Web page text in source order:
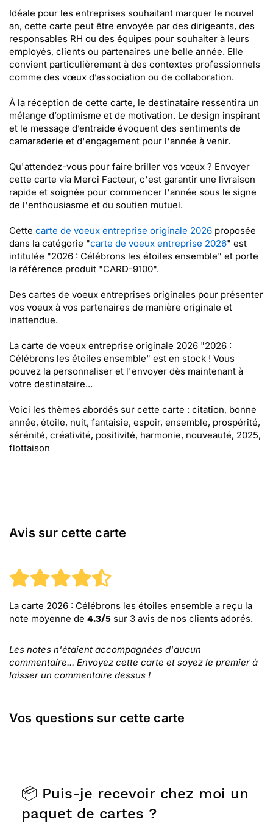
Idéale pour les entreprises souhaitant marquer le nouvel
an, cette carte peut être envoyée par des dirigeants, des
responsables RH ou des équipes pour souhaiter à leurs
employés, clients ou partenaires une belle année. Elle
convient particulièrement à des contextes professionnels
comme des vœux d’association ou de collaboration.
À la réception de cette carte, le destinataire ressentira un
mélange d’optimisme et de motivation. Le design inspirant
et le message d’entraide évoquent des sentiments de
camaraderie et d'engagement pour l'année à venir.
Qu'attendez-vous pour faire briller vos vœux ? Envoyer
cette carte via Merci Facteur, c'est garantir une livraison
rapide et soignée pour commencer l'année sous le signe
de l'enthousiasme et du soutien mutuel.
Cette carte de voeux entreprise originale 2026 proposée
dans la catégorie "carte de voeux entreprise 2026" est
intitulée "2026 : Célébrons les étoiles ensemble" et porte
la référence produit "CARD-9100".
Des cartes de voeux entreprises originales pour présenter
vos voeux à vos partenaires de manière originale et
inattendue.
La carte de voeux entreprise originale 2026 "2026 :
Célébrons les étoiles ensemble" est en stock ! Vous
pouvez la personnaliser et l'envoyer dès maintenant à
votre destinataire...
Voici les thèmes abordés sur cette carte : citation, bonne
année, étoile, nuit, fantaisie, espoir, ensemble, prospérité,
sérénité, créativité, positivité, harmonie, nouveauté, 2025,
flottaison
Avis sur cette carte
La carte 2026 : Célébrons les étoiles ensemble a reçu la
note moyenne de 4.3/5 sur 3 avis de nos clients adorés.
Les notes n'étaient accompagnées d'aucun
commentaire... Envoyez cette carte et soyez le premier à
laisser un commentaire dessus !
Vos questions sur cette carte
📦 Puis-je recevoir chez moi un
paquet de cartes ?